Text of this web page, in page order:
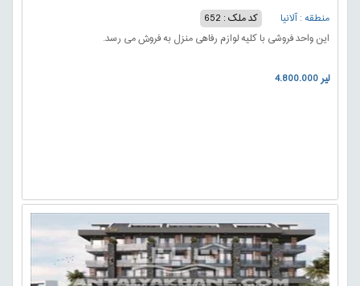
منطقه : آلانیا
کد ملک : 652
این واحد فروشی با کلیه لوازم رفاهی منزل به فروش می رسد.
4.800.000 لیر